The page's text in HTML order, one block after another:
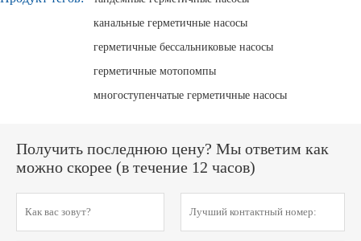
канальные герметичные насосы
герметичные бессальниковые насосы
герметичные мотопомпы
многоступенчатые герметичные насосы
Получить последнюю цену? Мы ответим как
можно скорее (в течение 12 часов)